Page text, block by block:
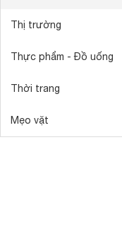
Thị trường
Thực phẩm - Đồ uống
Thời trang
Mẹo vặt